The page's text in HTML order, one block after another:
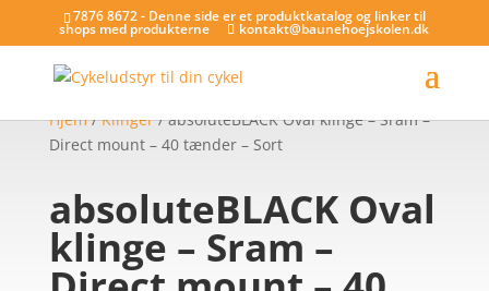
7876 8672 - Denne side er et produktkatalog og linker til
shops med produkterne kontakt@baunehoejskolen.dk
Hjem/Klinger/ absoluteBLACK Oval klinge – Sram –
Direct mount – 40 tænder – Sort
absoluteBLACK Oval
klinge – Sram –